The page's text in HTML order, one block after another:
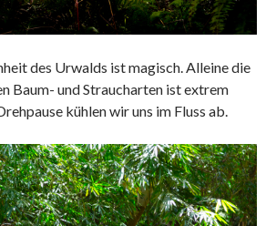
des Urwalds ist magisch. Alleine die
Baum- und Straucharten ist extrem
kühlen wir uns im Fluss ab.